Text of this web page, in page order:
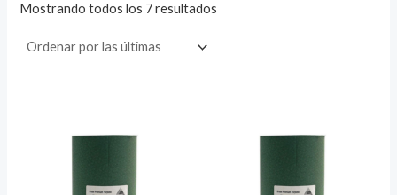
Mostrando todos los 7 resultados